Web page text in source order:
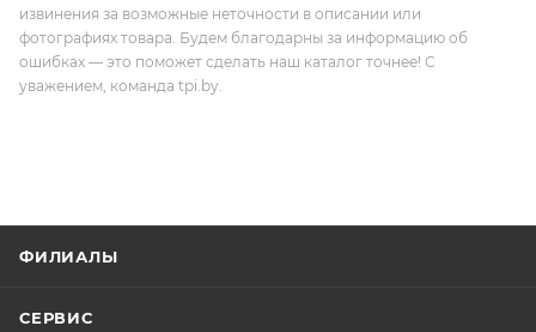
извинения за возможные неточности в описании или
фотографиях товара. Будем благодарны за информацию об
ошибках — это поможет сделать наш каталог точнее! С
уважением, команда tpi.by.
ФИЛИАЛЫ
СЕРВИС